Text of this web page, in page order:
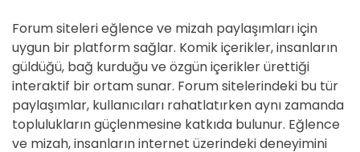
Forum siteleri eğlence ve mizah paylaşımları için
uygun bir platform sağlar. Komik içerikler, insanların
güldüğü, bağ kurduğu ve özgün içerikler ürettiği
interaktif bir ortam sunar. Forum sitelerindeki bu tür
paylaşımlar, kullanıcıları rahatlatırken aynı zamanda
toplulukların güçlenmesine katkıda bulunur. Eğlence
ve mizah, insanların internet üzerindeki deneyimini